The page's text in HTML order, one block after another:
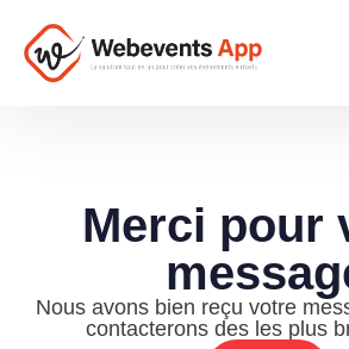
Merci pour
Nous avons bien reçu votre
contacterons des les plus